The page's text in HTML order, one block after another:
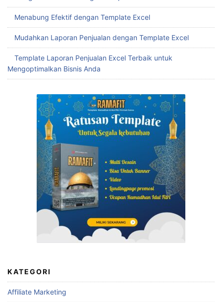
Menabung Efektif dengan Template Excel
Mudahkan Laporan Penjualan dengan Template Excel
Template Laporan Penjualan Excel Terbaik untuk
Mengoptimalkan Bisnis Anda
KATEGORI
Affiliate Marketing